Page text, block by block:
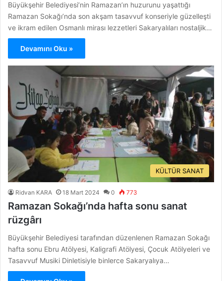
Büyükşehir Belediyesi’nin Ramazan’ın huzurunu yaşattığı
Ramazan Sokağı’nda son akşam tasavvuf konseriyle güzelleşti
ve ikram edilen Osmanlı mirası lezzetleri Sakaryalıları nostaljik…
Devamını Oku »
KÜLTÜR SANAT
Ridvan KARA 18 Mart 2024 0 773
Ramazan Sokağı’nda hafta sonu sanat
rüzgârı
Büyükşehir Belediyesi tarafından düzenlenen Ramazan Sokağı
hafta sonu Ebru Atölyesi, Kaligrafi Atölyesi, Çocuk Atölyeleri ve
Tasavvuf Musiki Dinletisiyle binlerce Sakaryalıya…